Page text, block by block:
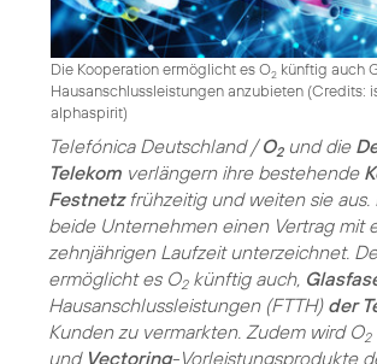
Die Kooperation ermöglicht es O2 künftig auch
Hausanschlussleistungen anzubieten (Credits:
alphaspirit)
Telefónica Deutschland /O2und die
Telekom verlängern ihre bestehende
Festnetzfrühzeitig und weiten sie aus.
beide Unternehmen einen Vertrag mit
zehnjährigen Laufzeit unterzeichnet.
ermöglicht es O2künftig auch,
Hausanschlussleistungen (FTTH) der
Kunden zu vermarkten. Zudem wird O2
und Vectoring-Vorleistungsprodukte